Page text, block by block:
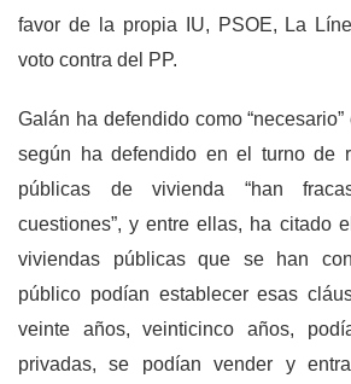
favor de la propia IU, PSOE, La
voto contra del PP.
Galán ha defendido como
según ha defendido en el turno de
públicas de vivienda “han
cuestiones”, y entre ellas, ha citado
viviendas públicas que se han
público podían establecer esas
veinte años, veinticinco años,
privadas, se podían vender y